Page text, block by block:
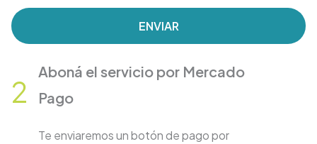
ENVIAR
2
Aboná el servicio por Mercado
Pago
Te enviaremos un botón de pago por